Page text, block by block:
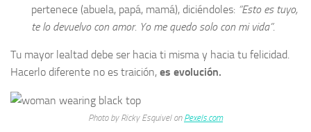
pertenece (abuela, papá, mamá), diciéndoles: “Esto es tuyo,
te lo devuelvo con amor. Yo me quedo solo con mi vida”.
Tu mayor lealtad debe ser hacia ti misma y hacia tu felicidad.
Hacerlo diferente no es traición, es evolución.
Photo by Ricky Esquivel on Pexels.com